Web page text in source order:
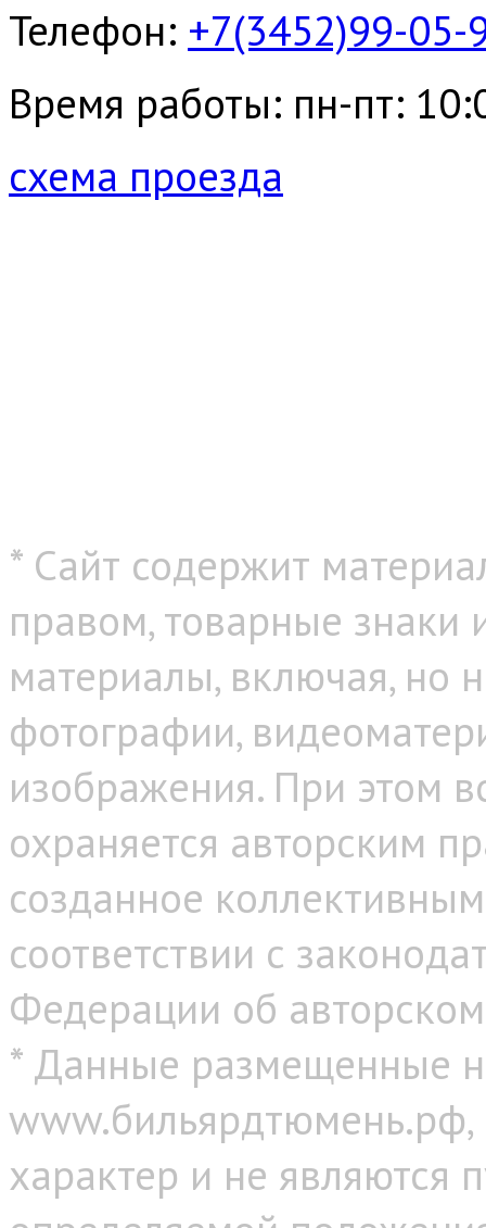
Телефон: +7(3452)99-05-
Время работы: пн-пт:
схема проезда
* Сайт содержит
правом, товарные
материалы, включая, но
фотографии,
изображения. При этом
охраняется авторским
созданное
соответствии с
Федерации об
* Данные размещенные
характер и не являются